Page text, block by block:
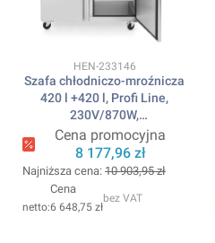
Kod produktu
HEN-233146
Szafa chłodniczo-mroźnicza
420 l +420 l, Profi Line,
230V/870W,
1200x740x(H)1950mm
ARKTIC
Cena promocyjna
8 177,96 zł
Najniższa cena: 10 903,95 zł
Cena
6 648,75 zł
bez VAT